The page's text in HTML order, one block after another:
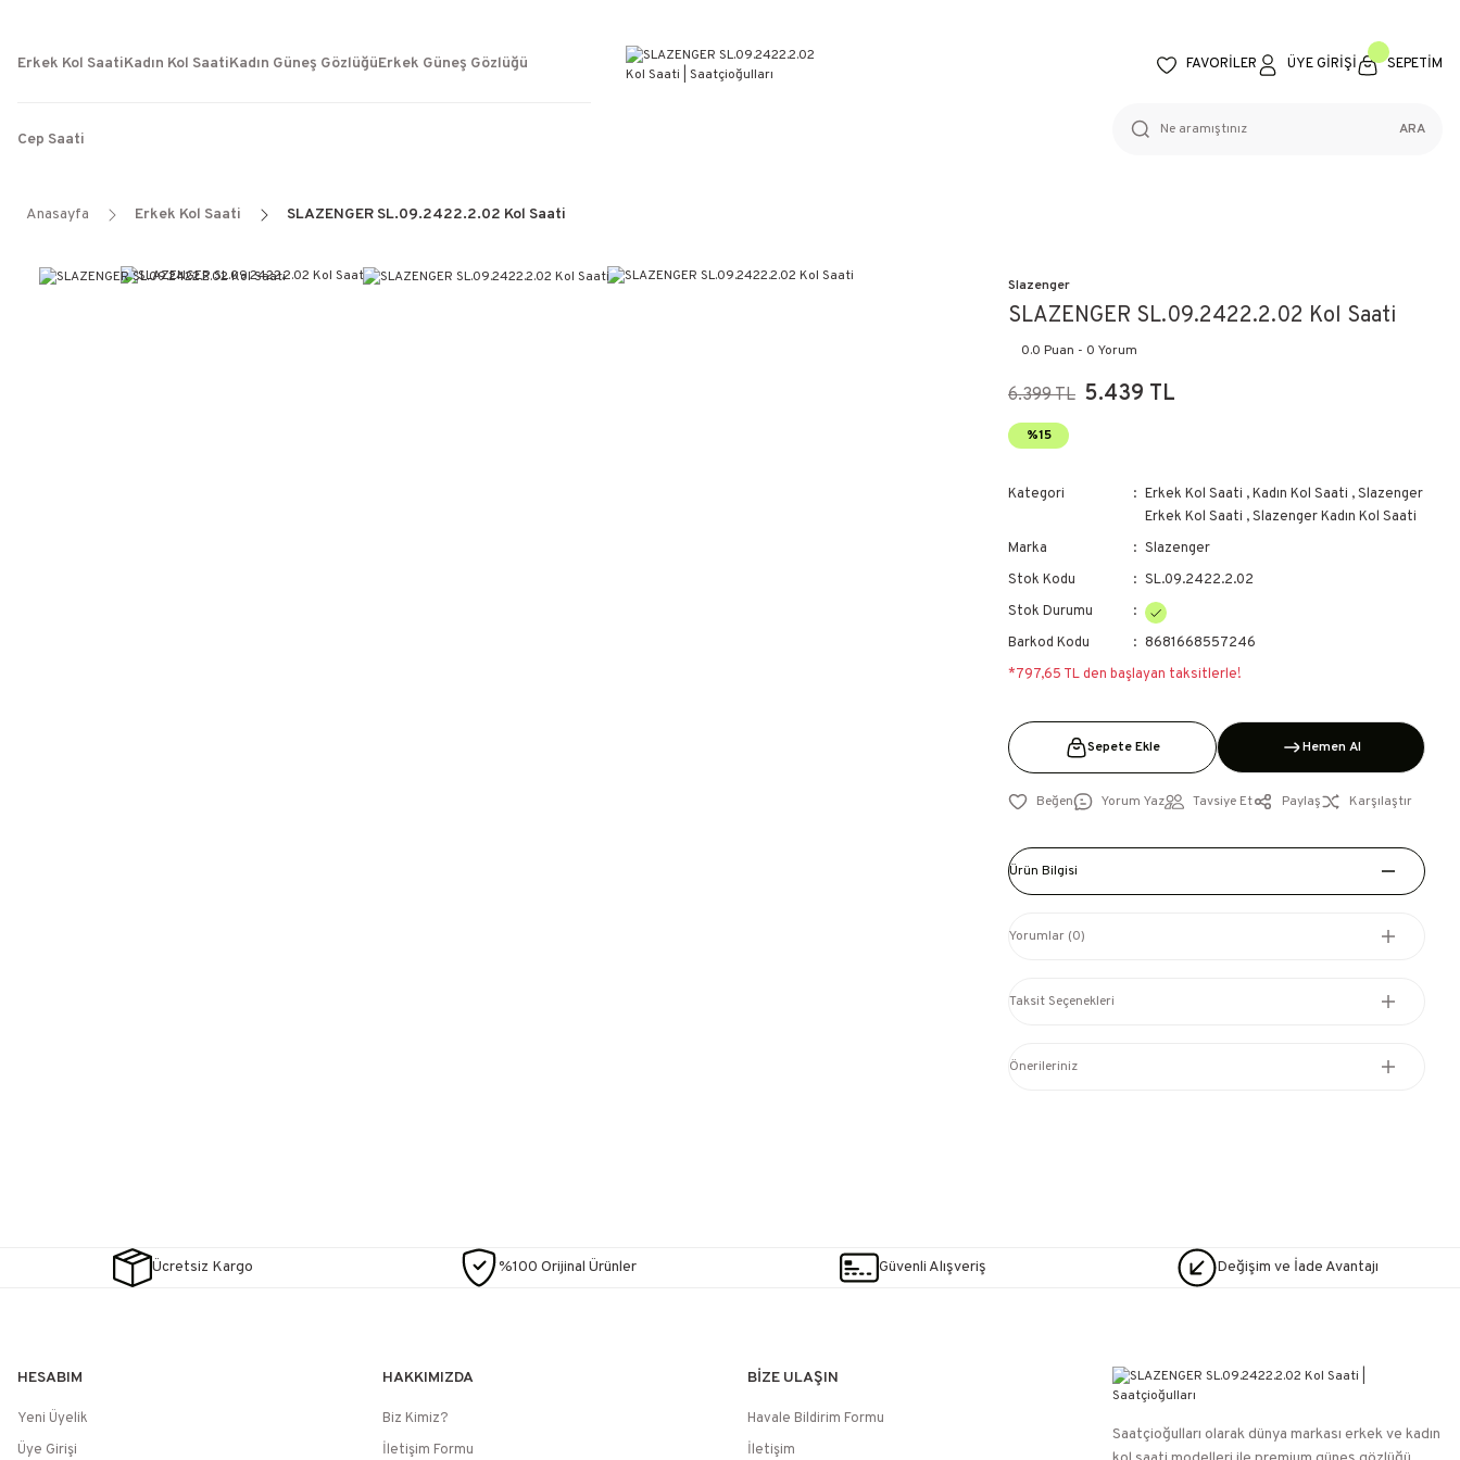
WEB SİTESİNE ÖZEL FİYATLAR
KAÇIRILMAYACAK FIRSATLAR
Erkek Kol SaatiKadın Kol SaatiKadın Güneş GözlüğüErkek Güneş Gözlüğü
Cep Saati
FAVORİLER ÜYE GİRİŞİ SEPETİM
ARA
Anasayfa Erkek Kol Saati SLAZENGER SL.09.2422.2.02 Kol Saati
Slazenger
SLAZENGER SL.09.2422.2.02 Kol Saati
0.0 Puan - 0 Yorum
6.399 TL 5.439 TL
%15
Kategori Erkek Kol Saati ,Kadın Kol Saati ,Slazenger
Erkek Kol Saati ,Slazenger Kadın Kol Saati
Marka
Slazenger
Stok Kodu
SL.09.2422.2.02
Stok Durumu
Barkod Kodu
8681668557246
*797,65 TL den başlayan taksitlerle!
Sepete Ekle Hemen Al
Yorum Yaz Tavsiye Et Paylaş Karşılaştır
Ürün Bilgisi
Yorumlar (0)
Taksit Seçenekleri
Önerileriniz
Ücretsiz Kargo %100 Orijinal Ürünler Güvenli Alışveriş Değişim ve İade Avantajı
HESABIM
Yeni Üyelik
Üye Girişi
HAKKIMIZDA
Biz Kimiz?
İletişim Formu
BİZE ULAŞIN
Havale Bildirim Formu
İletişim
Saatçioğulları⁠ olarak dünya markası erkek ve kadın